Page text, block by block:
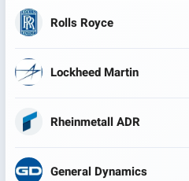
Rolls Royce
Lockheed Martin
Rheinmetall ADR
General Dynamics